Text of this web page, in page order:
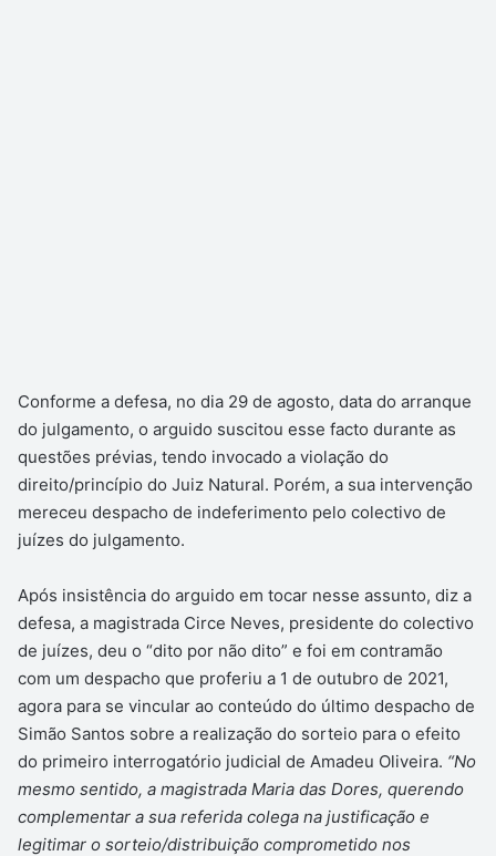
Conforme a defesa, no dia 29 de agosto, data do arranque
do julgamento, o arguido suscitou esse facto durante as
questões prévias, tendo invocado a violação do
direito/princípio do Juiz Natural. Porém, a sua intervenção
mereceu despacho de indeferimento pelo colectivo de
juízes do julgamento.
Após insistência do arguido em tocar nesse assunto, diz a
defesa, a magistrada Circe Neves, presidente do colectivo
de juízes, deu o “dito por não dito” e foi em contramão
com um despacho que proferiu a 1 de outubro de 2021,
agora para se vincular ao conteúdo do último despacho de
Simão Santos sobre a realização do sorteio para o efeito
do primeiro interrogatório judicial de Amadeu Oliveira. “No
mesmo sentido, a magistrada Maria das Dores, querendo
complementar a sua referida colega na justificação e
legitimar o sorteio/distribuição comprometido nos